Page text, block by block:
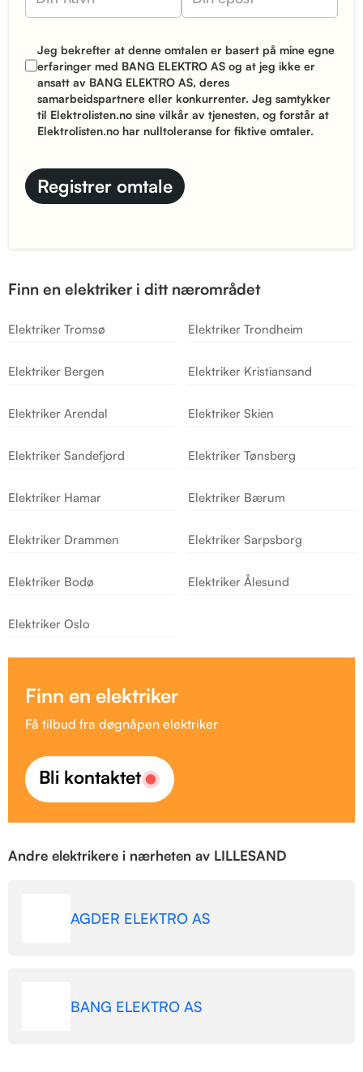
Jeg bekrefter at denne omtalen er basert på mine egne
erfaringer med BANG ELEKTRO AS og at jeg ikke er
ansatt av BANG ELEKTRO AS, deres
samarbeidspartnere eller konkurrenter. Jeg samtykker
til Elektrolisten.no sine vilkårav tjenesten, og forstår at
Elektrolisten.no har nulltoleranse for fiktive omtaler.
Finn en elektriker i ditt nærområdet
Elektriker Tromsø Elektriker Trondheim
Elektriker Bergen Elektriker Kristiansand
Elektriker Arendal Elektriker Skien
Elektriker Sandefjord Elektriker Tønsberg
Elektriker Hamar Elektriker Bærum
Elektriker Drammen Elektriker Sarpsborg
Elektriker Bodø Elektriker Ålesund
Elektriker Oslo
Finn en elektriker
Få tilbud fra døgnåpen elektriker
Bli kontaktet
Andre elektrikere i nærheten av LILLESAND
AGDER ELEKTRO AS
BANG ELEKTRO AS